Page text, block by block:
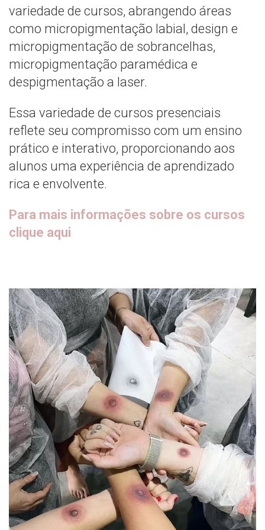
variedade de cursos, abrangendo áreas
como micropigmentação labial, design e
micropigmentação de sobrancelhas,
micropigmentação paramédica e
despigmentação a laser.
Essa variedade de cursos presenciais
reflete seu compromisso com um ensino
prático e interativo, proporcionando aos
alunos uma experiência de aprendizado
rica e envolvente.
Para mais informações sobre os cursos
clique aqui